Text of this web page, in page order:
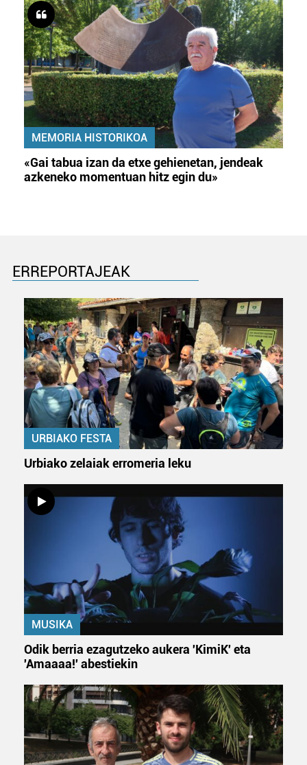
MEMORIA HISTORIKOA
«Gai tabua izan da etxe gehienetan, jendeak
azkeneko momentuan hitz egin du»
ERREPORTAJEAK
URBIAKO FESTA
Urbiako zelaiak erromeria leku
MUSIKA
Odik berria ezagutzeko aukera 'KimiK' eta
'Amaaaa!' abestiekin